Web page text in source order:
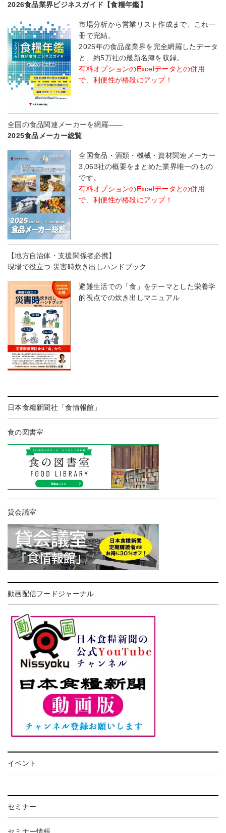
2026食品業界ビジネスガイド【食糧年鑑】
市場分析から営業リスト作成まで、これ一
冊で完結。
2025年の食品産業界を完全網羅したデータ
と、約5万社の最新名簿を収録。
有料オプションのExcelデータとの併用
で、利便性が格段にアップ！
全国の食品関連メーカーを網羅――
2025食品メーカー総覧
全国食品・酒類・機械・資材関連メーカー
3,063社の概要をまとめた業界唯一のもの
です。
有料オプションのExcelデータとの併用
で、利便性が格段にアップ！
【地方自治体・支援関係者必携】
現場で役立つ 災害時炊き出しハンドブック
避難生活での「食」をテーマとした栄養学
的視点での炊き出しマニュアル
日本食糧新聞社「食情報館」
食の図書室
貸会議室
動画配信フードジャーナル
イベント
セミナー